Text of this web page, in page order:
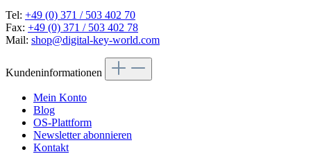
Tel: +49 (0) 371 / 503 402 70
Fax: +49 (0) 371 / 503 402 78
Mail: shop@digital-key-world.com
Kundeninformationen
Mein Konto
Blog
OS-Plattform
Newsletter abonnieren
Kontakt